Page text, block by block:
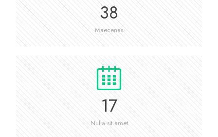
38
Maecenas
17
Nulla sit amet